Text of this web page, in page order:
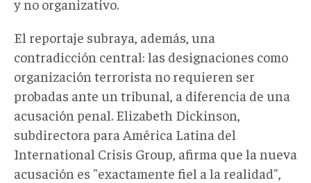
y no organizativo.
El reportaje subraya, además, una
contradicción central: las designaciones como
organización terrorista no requieren ser
probadas ante un tribunal, a diferencia de una
acusación penal. Elizabeth Dickinson,
subdirectora para América Latina del
International Crisis Group, afirma que la nueva
acusación es "exactamente fiel a la realidad",